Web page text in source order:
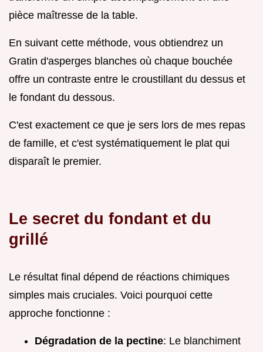
pièce maîtresse de la table.
En suivant cette méthode, vous obtiendrez un
Gratin d'asperges blanches où chaque bouchée
offre un contraste entre le croustillant du dessus et
le fondant du dessous.
C'est exactement ce que je sers lors de mes repas
de famille, et c'est systématiquement le plat qui
disparaît le premier.
Le secret du fondant et du
grillé
Le résultat final dépend de réactions chimiques
simples mais cruciales. Voici pourquoi cette
approche fonctionne :
Dégradation de la pectine: Le blanchiment